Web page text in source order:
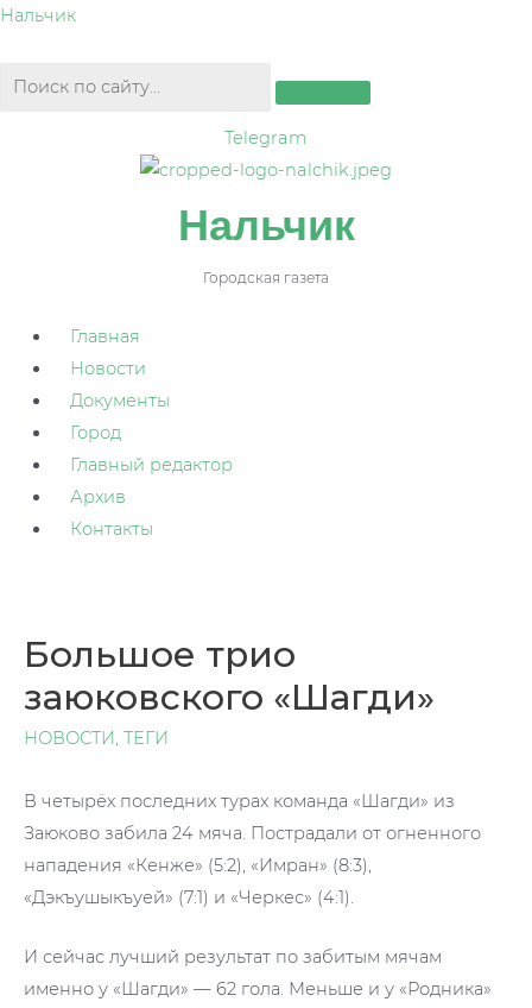
Перейти
содержимому
Нальчик
Telegram
Нальчик
Городская газета
Главная
Новости
Документы
Город
Главный редактор
Архив
Контакты
Большое трио
заюковского «Шагди»
НОВОСТИ, ТЕГИ
В четырёх последних турах команда «Шагди» из
Заюково забила 24 мяча. Пострадали от огненного
нападения «Кенже» (5:2), «Имран» (8:3),
«Дэкъушыкъуей» (7:1) и «Черкес» (4:1).
И сейчас лучший результат по забитым мячам
именно у «Шагди» — 62 гола. Меньше и у «Родника»